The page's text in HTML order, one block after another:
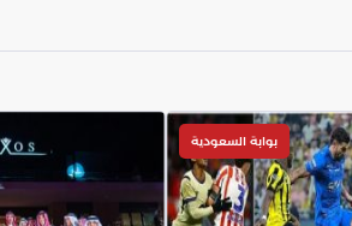
بوابة السعودية